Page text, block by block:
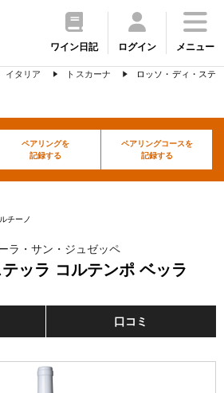
ワイン日記 ログイン メニュー
イタリア トスカーナ
ロッソ・ディ・ステ
ペアリングを
記録する
ペアリングコースを
記録する
チーノ
ラ・サン・ジュゼッペ
ッラ コルテンポ ベッラ
口コミ